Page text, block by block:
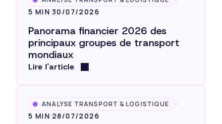
5 MIN 30/07/2026
Panorama financier 2026 des
principaux groupes de transport
mondiaux
Lire l'article
ANALYSE TRANSPORT & LOGISTIQUE
5 MIN 28/07/2026